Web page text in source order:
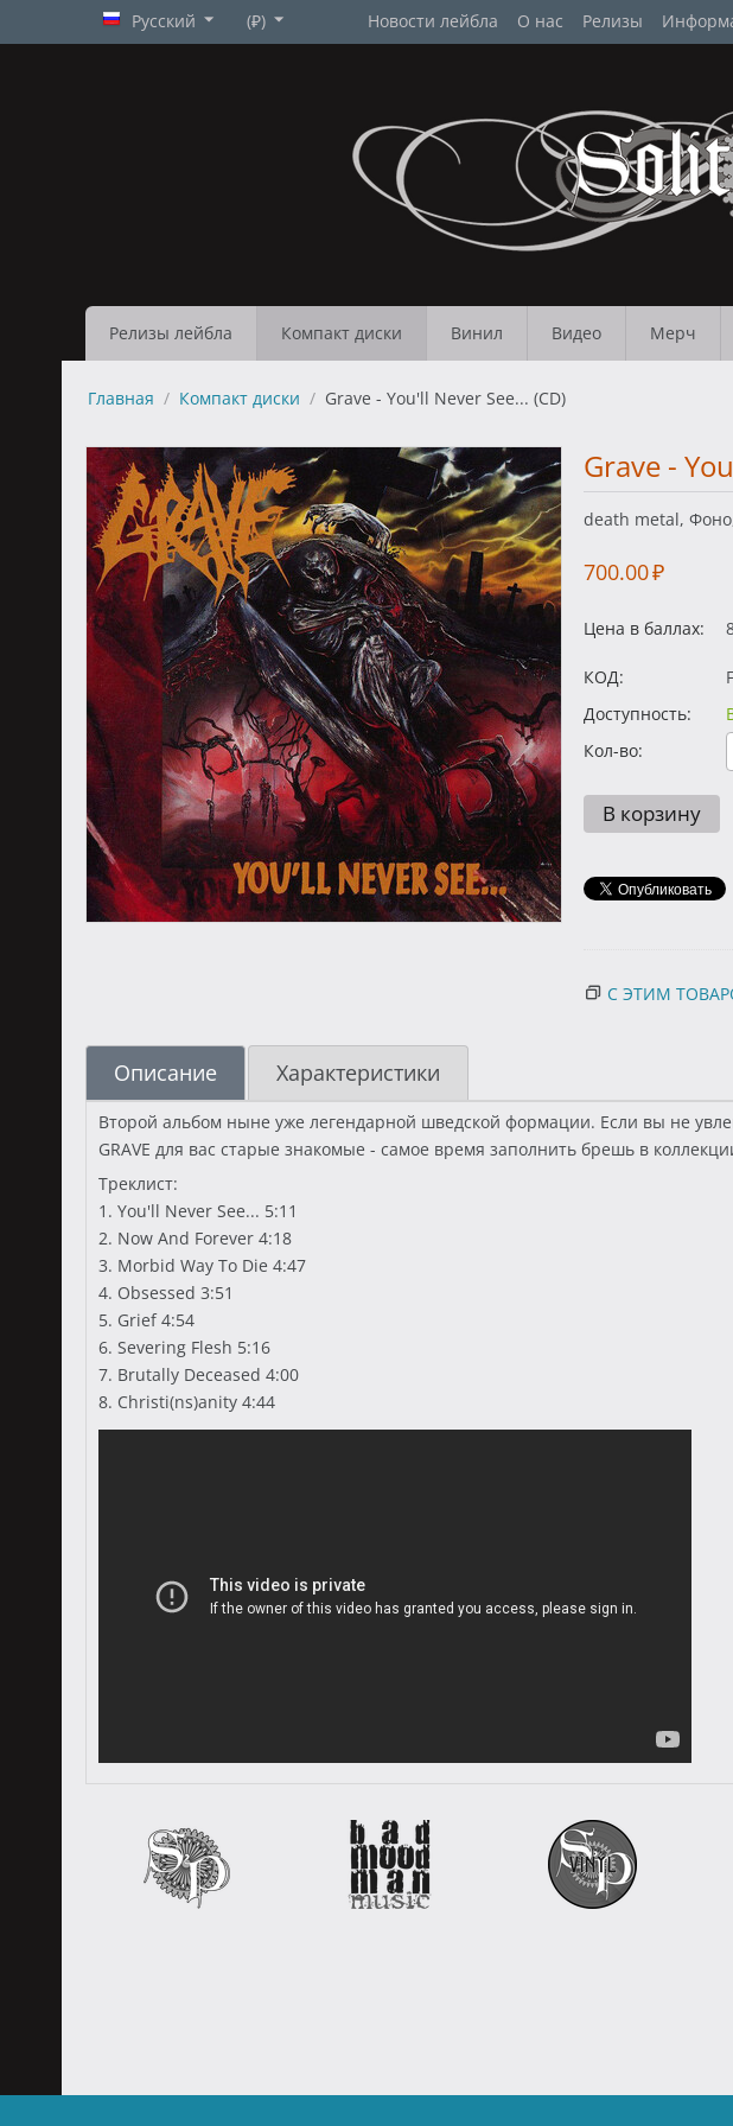
Русский (₽) Новости лейбла О нас Релизы
Релизы лейбла Компакт диски Винил Видео Мерч
Главная / Компакт диски / Grave - You'll Never See... (CD)
Grave -
death metal,
700.00₽
Цена в баллах:
КОД:
Доступность:
Кол-во:
В корзину
С ЭТИМ
Описание Характеристики
Второй альбом ныне уже легендарной шведской формации. Если вы не
GRAVE для вас старые знакомые - самое время заполнить брешь в
Треклист:
1. You'll Never See... 5:11
2. Now And Forever 4:18
3. Morbid Way To Die 4:47
4. Obsessed 3:51
5. Grief 4:54
6. Severing Flesh 5:16
7. Brutally Deceased 4:00
8. Christi(ns)anity 4:44